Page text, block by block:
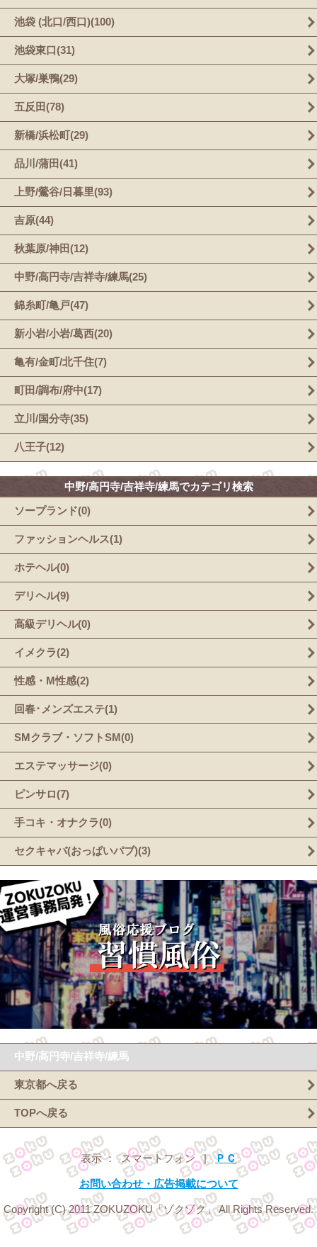
池袋 (北口/西口)(100)
池袋東口(31)
大塚/巣鴨(29)
五反田(78)
新橋/浜松町(29)
品川/蒲田(41)
上野/鶯谷/日暮里(93)
吉原(44)
秋葉原/神田(12)
中野/高円寺/吉祥寺/練馬(25)
錦糸町/亀戸(47)
新小岩/小岩/葛西(20)
亀有/金町/北千住(7)
町田/調布/府中(17)
立川/国分寺(35)
八王子(12)
中野/高円寺/吉祥寺/練馬でカテゴリ検索
ソープランド(0)
ファッションヘルス(1)
ホテヘル(0)
デリヘル(9)
高級デリヘル(0)
イメクラ(2)
性感・M性感(2)
回春･メンズエステ(1)
SMクラブ・ソフトSM(0)
エステマッサージ(0)
ピンサロ(7)
手コキ・オナクラ(0)
セクキャバ(おっぱいパブ)(3)
中野/高円寺/吉祥寺/練馬
東京都へ戻る
TOPへ戻る
表示 ： スマートフォン |ＰＣ
お問い合わせ・広告掲載について
Copyright (C) 2011 ZOKUZOKU「ゾクゾク」 All Rights Reserved.